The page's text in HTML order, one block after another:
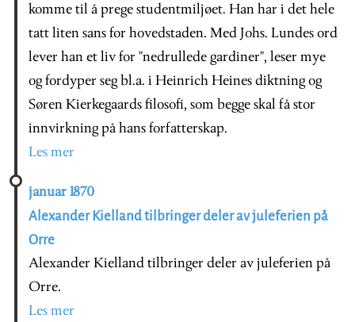
komme til å prege studentmiljøet. Han har i det hele
tatt liten sans for hovedstaden. Med Johs. Lundes ord
lever han et liv for "nedrullede gardiner", leser mye
og fordyper seg bl.a. i Heinrich Heines diktning og
Søren Kierkegaards filosofi, som begge skal få stor
innvirkning på hans forfatterskap.
Les mer
januar 1870
Alexander Kielland tilbringer deler av juleferien på
Orre
Alexander Kielland tilbringer deler av juleferien på
Orre.
Les mer